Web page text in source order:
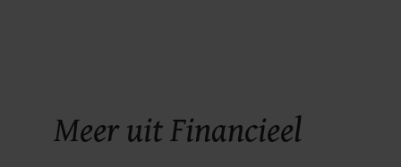
Meer uit Financieel